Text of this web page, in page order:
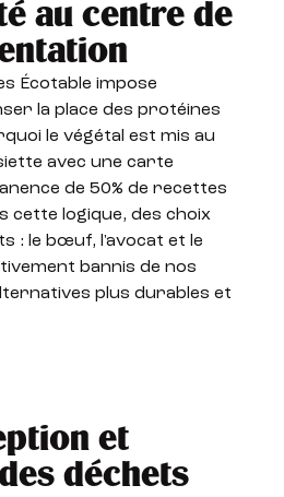
au centre de
Écotable impose
la place des protéines
le végétal est mis au
avec une carte
de 50% de recettes
cette logique, des choix
: le bœuf, l'avocat et le
bannis de nos
plus durables et
et
déchets